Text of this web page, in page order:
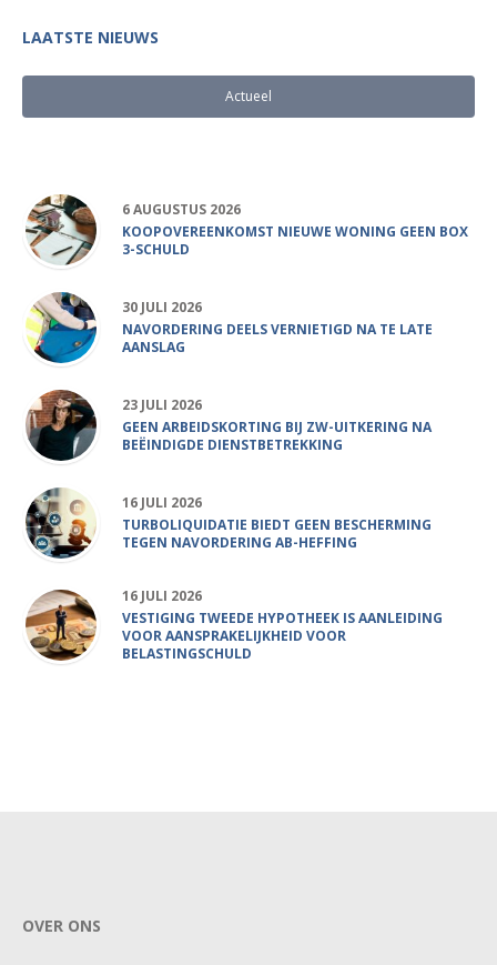
LAATSTE NIEUWS
Actueel
6 AUGUSTUS 2026
KOOPOVEREENKOMST NIEUWE WONING GEEN BOX
3-SCHULD
30 JULI 2026
NAVORDERING DEELS VERNIETIGD NA TE LATE
AANSLAG
23 JULI 2026
GEEN ARBEIDSKORTING BIJ ZW-UITKERING NA
BEËINDIGDE DIENSTBETREKKING
16 JULI 2026
TURBOLIQUIDATIE BIEDT GEEN BESCHERMING
TEGEN NAVORDERING AB-HEFFING
16 JULI 2026
VESTIGING TWEEDE HYPOTHEEK IS AANLEIDING
VOOR AANSPRAKELIJKHEID VOOR
BELASTINGSCHULD
OVER ONS